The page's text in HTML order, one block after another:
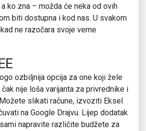
a ko zna – možda će neka od ovih
biti dostupna i kod nas. U svakom
ne razočara svoje verne
ozbiljnija opcija za one koji žele
nije loša varijanta za privrednike i
slikati račune, izvoziti Eksel
na Google Drajvu. Lijep dodatak
napravite različite budžete za